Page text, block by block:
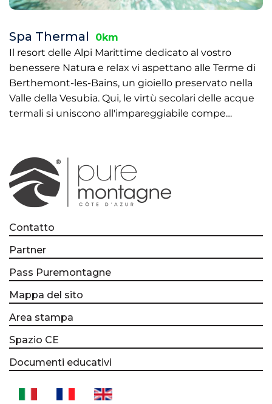
Spa Thermal
0km
Il resort delle Alpi Marittime dedicato al vostro
benessere Natura e relax vi aspettano alle Terme di
Berthemont-les-Bains, un gioiello preservato nella
Valle della Vesubia. Qui, le virtù secolari delle acque
termali si uniscono all'impareggiabile compe…
Contatto
Partner
Pass Puremontagne
Mappa del sito
Area stampa
Spazio CE
Documenti educativi